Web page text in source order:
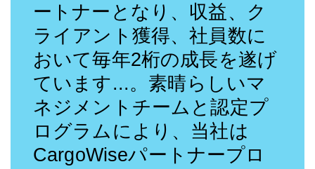
ートナーとなり、収益、ク
ライアント獲得、社員数に
おいて毎年2桁の成長を遂げ
ています...。素晴らしいマ
ネジメントチームと認定プ
ログラムにより、当社は
CargoWiseパートナープロ